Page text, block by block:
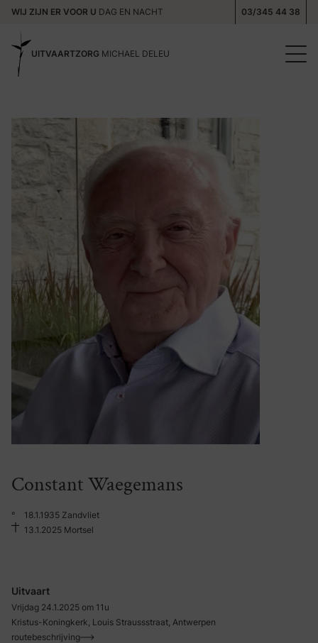
WIJ ZIJN ER VOOR U DAG EN NACHT 03/345 44 38
UITVAARTZORG MICHAEL DELEU
Constant Waegemans
°
18.1.1935 Zandvliet
13.1.2025 Mortsel
Uitvaart
Vrijdag 24.1.2025 om 11u
Kristus-Koningkerk, Louis Straussstraat, Antwerpen
routebeschrijving